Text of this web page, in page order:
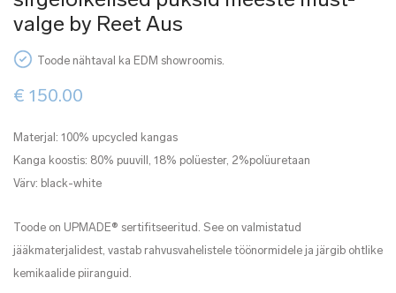
valge by Reet Aus
Toode nähtaval ka EDM showroomis.
€ 150.00
Materjal: 100% upcycled kangas
Kanga koostis: 80% puuvill, 18% polüester, 2%polüuretaan
Värv: black-white
Toode on UPMADE® sertifitseeritud. See on valmistatud
jääkmaterjalidest, vastab rahvusvahelistele töönormidele ja järgib ohtlike
kemikaalide piiranguid.